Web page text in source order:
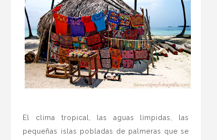
El clima tropical, las aguas límpidas, las
pequeñas islas pobladas de palmeras que se